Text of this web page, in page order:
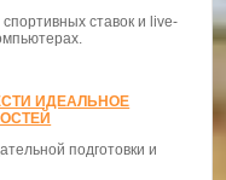
ставок и live-
ИДЕАЛЬНОЕ
подготовки и